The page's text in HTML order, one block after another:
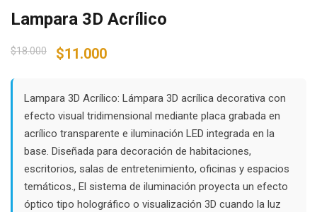
Lampara 3D Acrílico
$18.000
Original
$18.000.
$11.000Current
$11.000.
Lampara 3D Acrílico: Lámpara 3D acrílica decorativa con
efecto visual tridimensional mediante placa grabada en
acrílico transparente e iluminación LED integrada en la
base. Diseñada para decoración de habitaciones,
escritorios, salas de entretenimiento, oficinas y espacios
temáticos., El sistema de iluminación proyecta un efecto
óptico tipo holográfico o visualización 3D cuando la luz